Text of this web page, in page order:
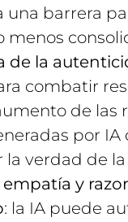
una barrera
menos
de la
combatir
de las
por IA
la verdad de
empatía y
: la IA puede